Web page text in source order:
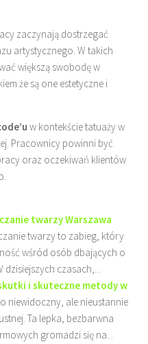
zaczynają dostrzegać
artystycznego. W takich
większą swobodę w
że są one estetyczne i
w kontekście tatuaży w
Pracownicy powinni być
oraz oczekiwań klientów
twarzy Warszawa
twarzy to zabieg, który
wśród osób dbających o
czasach,...
i skuteczne metody w
niewidoczny, ale nieustannie
Ta lepka, bezbarwna
gromadzi się na...